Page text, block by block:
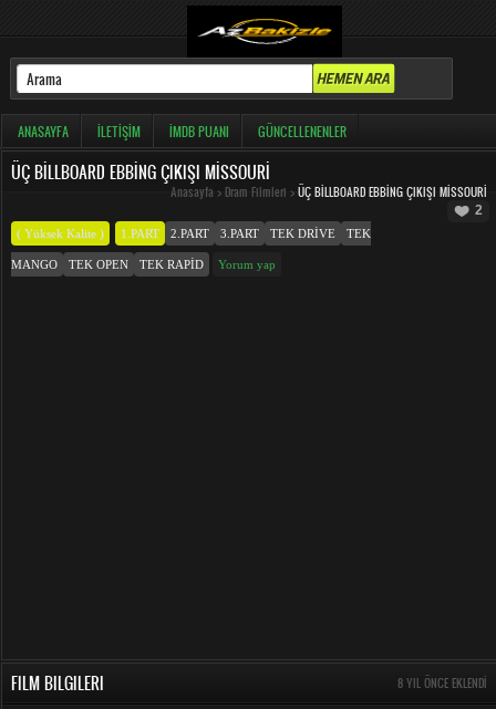
ANASAYFA İLETIŞIM İMDB PUANI GÜNCELLENENLER
ÜÇ BILLBOARD EBBING ÇIKIŞI MISSOURI
Anasayfa > Dram Filmleri > ÜÇ BILLBOARD EBBING ÇIKIŞI MISSOURI
2
( Yüksek Kalite ) 1.PART 2.PART 3.PART TEK DRIVE TEK
MANGO TEK OPEN TEK RAPID Yorum yap
FILM BILGILERI 8 YIL ÖNCE EKLENDI